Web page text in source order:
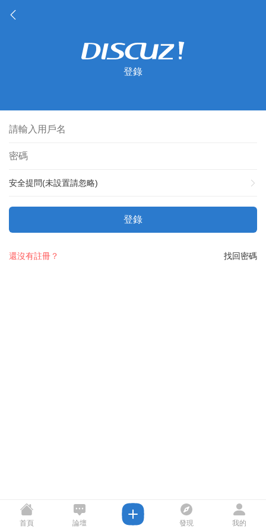
登錄
安全提問(未設置請忽略)
登錄
找回密碼
還沒有註冊？
首頁 論壇 發現 我的